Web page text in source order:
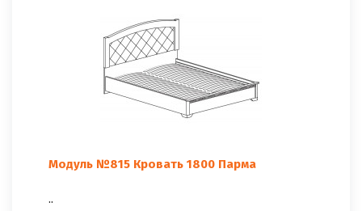
Модуль №815 Кровать 1800 Парма
..